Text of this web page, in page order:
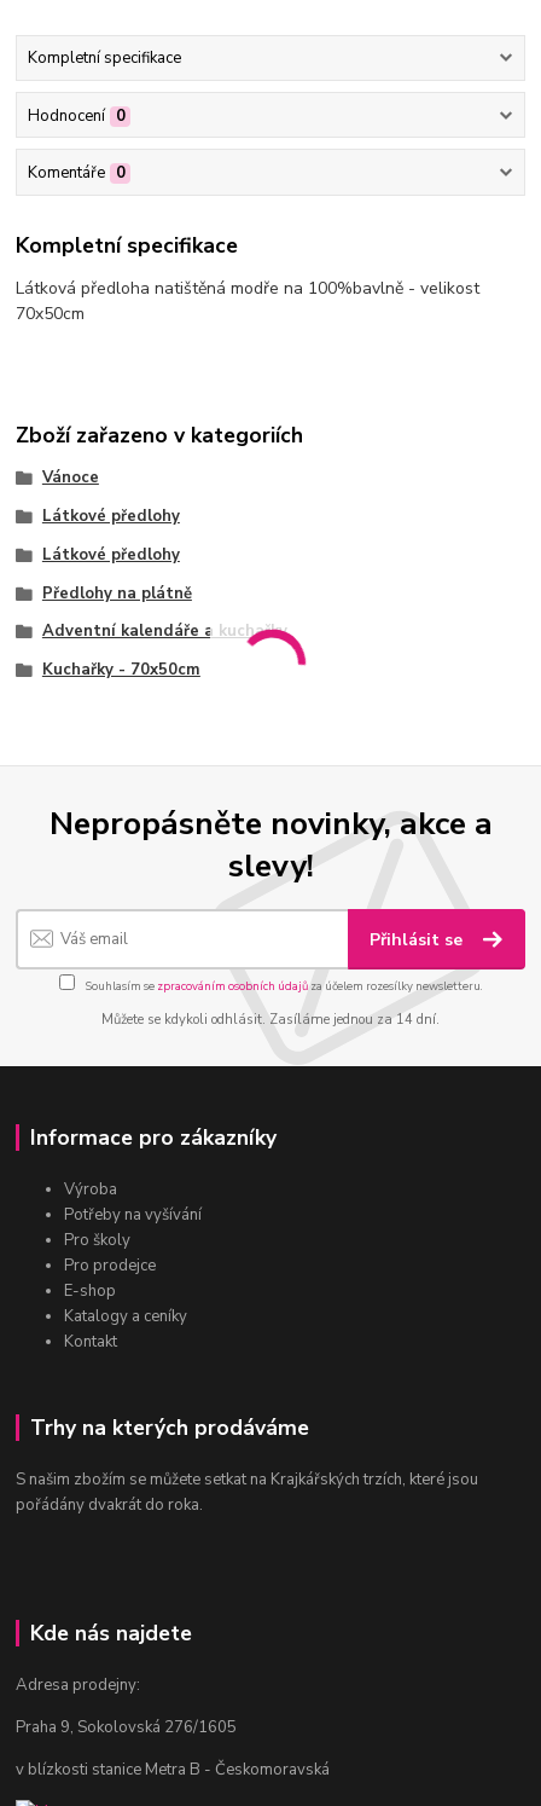
Kompletní specifikace
Hodnocení 0
Komentáře 0
Kompletní specifikace
Látková předloha natištěná modře na 100%bavlně - velikost
70x50cm
Zboží zařazeno v kategoriích
Vánoce
Látkové předlohy
Látkové předlohy
Předlohy na plátně
Adventní kalendáře a kuchařky
Kuchařky - 70x50cm
Nepropásněte novinky, akce a
slevy!
Přihlásit se
Souhlasím se zpracováním osobních údajůza účelem rozesílky newsletteru.
Můžete se kdykoli odhlásit. Zasíláme jednou za 14 dní.
Informace pro zákazníky
Výroba
Potřeby na vyšívání
Pro školy
Pro prodejce
E-shop
Katalogy a ceníky
Kontakt
Trhy na kterých prodáváme
S našim zbožím se můžete setkat na Krajkářských trzích, které jsou
pořádány dvakrát do roka.
Kde nás najdete
Adresa prodejny:
Praha 9, Sokolovská 276/1605
v blízkosti stanice Metra B - Českomoravská